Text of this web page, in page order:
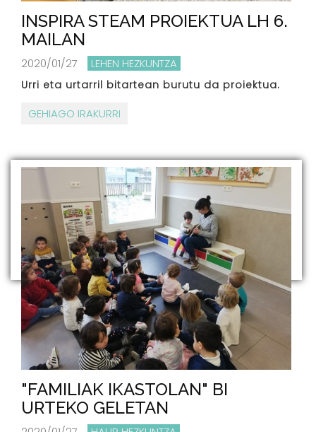
INSPIRA STEAM PROIEKTUA LH 6.
MAILAN
2020/01/27 LEHEN HEZKUNTZA
Urri eta urtarril bitartean burutu da proiektua.
GEHIAGO IRAKURRI
"FAMILIAK IKASTOLAN" BI
URTEKO GELETAN